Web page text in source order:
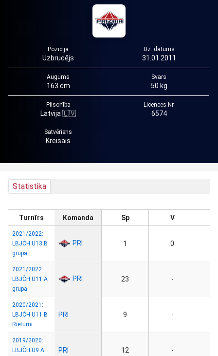
Pozīcija
Uzbrucējs
Dz. datums
31.01.2011
Augums
163 cm
Svars
50 kg
Pilsonība
Latvija 🇱🇻
Licences Nr.
6574
Satvēriens
Kreisais
Statistika
Turnīrs Komanda Sp V
2021/2022:
LBJČH U13 B
grupa
PRI 1 0
2021/2022:
LBJČH U11 A
grupa
PRI 23 -
2020/2021:
LBJČH U11 B
Rietumi
PRI 9 -
2019/2020:
LBJČH U9 A
PRI 12 -